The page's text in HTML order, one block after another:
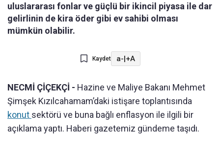
uluslararası fonlar ve güçlü bir ikincil piyasa ile dar
gelirlinin de kira öder gibi ev sahibi olması
mümkün olabilir.
Kaydet a-|+A
NECMİ ÇİÇEKÇİ - Hazine ve Maliye Bakanı Mehmet
Şimşek Kızılcahamam’daki istişare toplantısında
konut sektörü ve buna bağlı enflasyon ile ilgili bir
açıklama yaptı. Haberi gazetemiz gündeme taşıdı.